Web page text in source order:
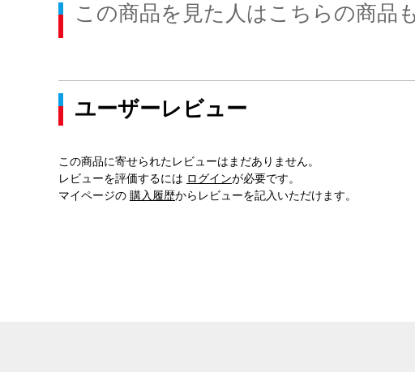
この商品を見た人はこちらの商品
ユーザーレビュー
この商品に寄せられたレビューはまだありません。
レビューを評価するには ログインが必要です。
マイページの 購入履歴からレビューを記入いただけます。